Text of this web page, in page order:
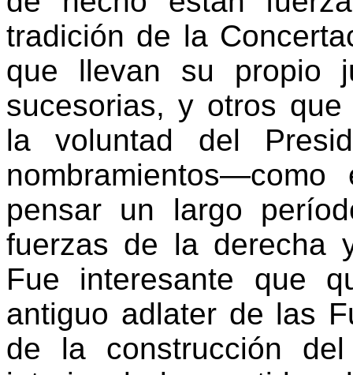
tradición de la
que llevan su propio
sucesorias, y otros
la voluntad del
pensar un largo
fuerzas de la derecha
Fue interesante que
antiguo adlater de las
de la construcción